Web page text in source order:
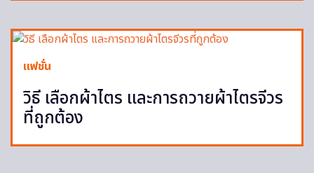
แฟชั่น
วิธี เลือกผ้าไตร และการถวายผ้าไตรจีวร
ที่ถูกต้อง